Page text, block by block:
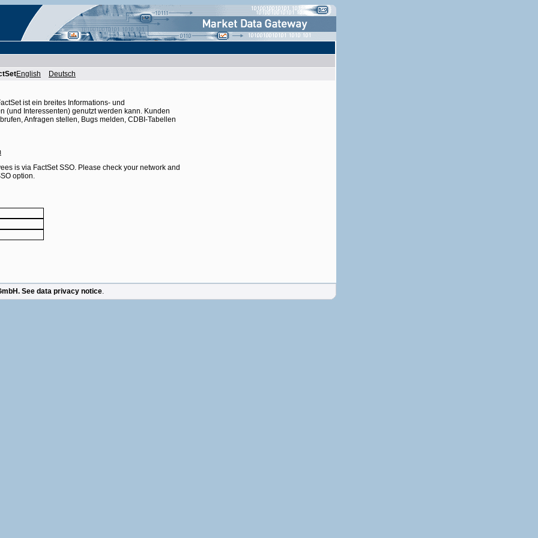
English
Deutsch
ist ein breites Informations- und
(und Interessenten) genutzt werden kann. Kunden
Anfragen stellen, Bugs melden, CDBI-Tabellen
is via FactSet SSO. Please check your network and
option.
See data privacy notice.